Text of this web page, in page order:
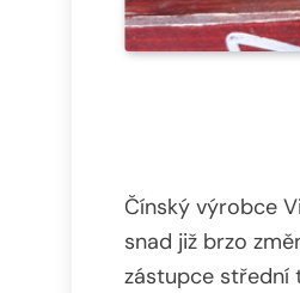
Čínský výrobce
snad již brzo
zástupce střední